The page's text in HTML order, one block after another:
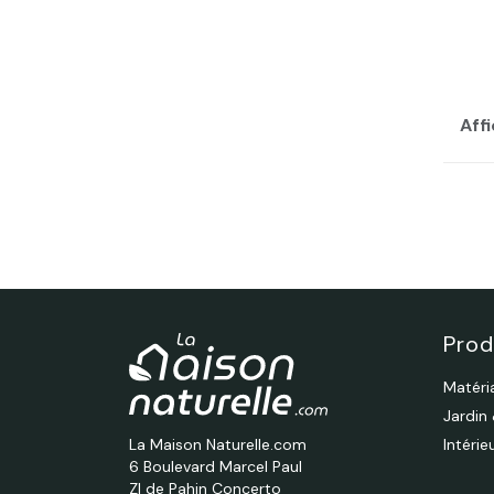
La Maison Naturelle.com
6 Boulevard Marcel Paul
ZI de Pahin Concerto
Jardin